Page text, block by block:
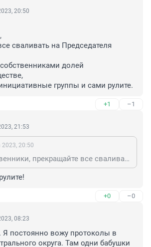
20:50
сваливать на Председателя
долей
группы и сами рулите.
+1 –1
21:53
2023, 20:50
и еще. собственники, прекращайте все сваливать на Председателя Совета мкд, вы являетесь собственниками долей в общем имуществе, сбивайтесь в инициативные группы и сами рулите.
+0 –0
08:23
постоянно вожу протоколы в
округа. Там одни бабушки